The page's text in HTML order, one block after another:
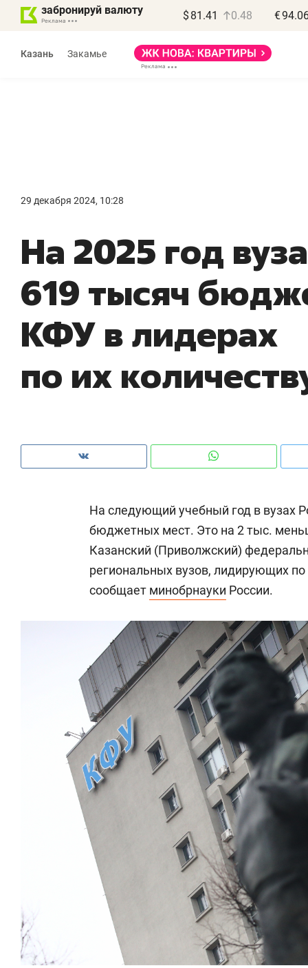
забронируй валюту $ 81.41 0.48 €
Казань Закамье
29 декабря 2024, 10:28
На 2025 год
619 тысяч
КФУ в лидерах
по их
На следующий учебный год в вузах
бюджетных мест. Это на 2 тыс.
Казанский (Приволжский)
региональных вузов, лидирующих
сообщает минобрнауки России.
150 камер до квартиры и Face
ID вместо ключа: какой будет
Рекомендуем
Опыт
природе,